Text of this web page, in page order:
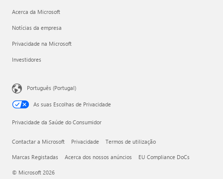
Acerca da Microsoft
Notícias da empresa
Privacidade na Microsoft
Investidores
Português (Portugal)
As suas Escolhas de Privacidade
Privacidade da Saúde do Consumidor
Contactar a Microsoft Privacidade Termos de utilização
Marcas Registadas Acerca dos nossos anúncios EU Compliance DoCs
© Microsoft 2026